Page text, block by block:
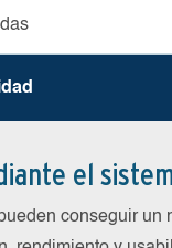
el
conseguir